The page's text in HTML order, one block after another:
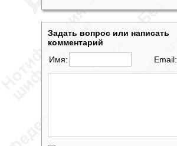
Задать вопрос или написать
комментарий
Имя:
Email: